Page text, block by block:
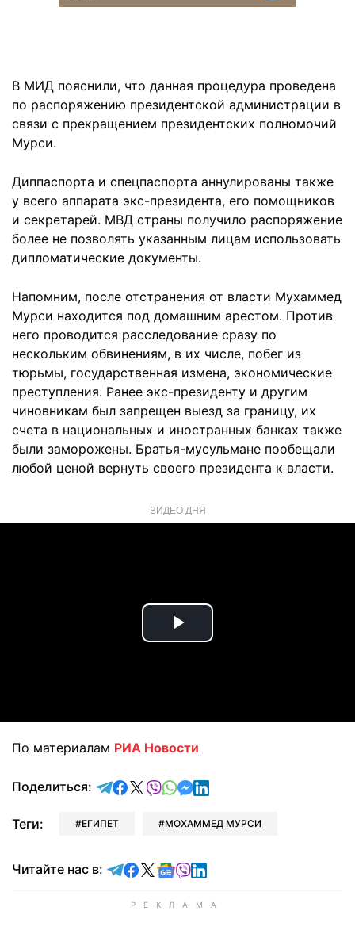
В МИД пояснили, что данная процедура проведена
по распоряжению президентской администрации в
связи с прекращением президентских полномочий
Мурси.
Диппаспорта и спецпаспорта аннулированы также
у всего аппарата экс-президента, его помощников
и секретарей. МВД страны получило распоряжение
более не позволять указанным лицам использовать
дипломатические документы.
Напомним, после отстранения от власти Мухаммед
Мурси находится под домашним арестом. Против
него проводится расследование сразу по
нескольким обвинениям, в их числе, побег из
тюрьмы, государственная измена, экономические
преступления. Ранее экс-президенту и другим
чиновникам был запрещен выезд за границу, их
счета в национальных и иностранных банках также
были заморожены. Братья-мусульмане пообещали
любой ценой вернуть своего президента к власти.
ВИДЕО ДНЯ
Play
По материалам РИА Новости
Поделиться: отправить в Telegram
поделиться в Facebook
поделиться в X
отправить в Viber
отправить в Whatsapp
отправить в Messenger
отправить в LinkedIn
Теги: ЕГИПЕТ МОХАММЕД МУРСИ
Читайте нас в: Читайте в Telegram
Читайте в Facebook
Читайте в X
Читайте в Google news
Читайте в Viber
Читайте в LinkedIn